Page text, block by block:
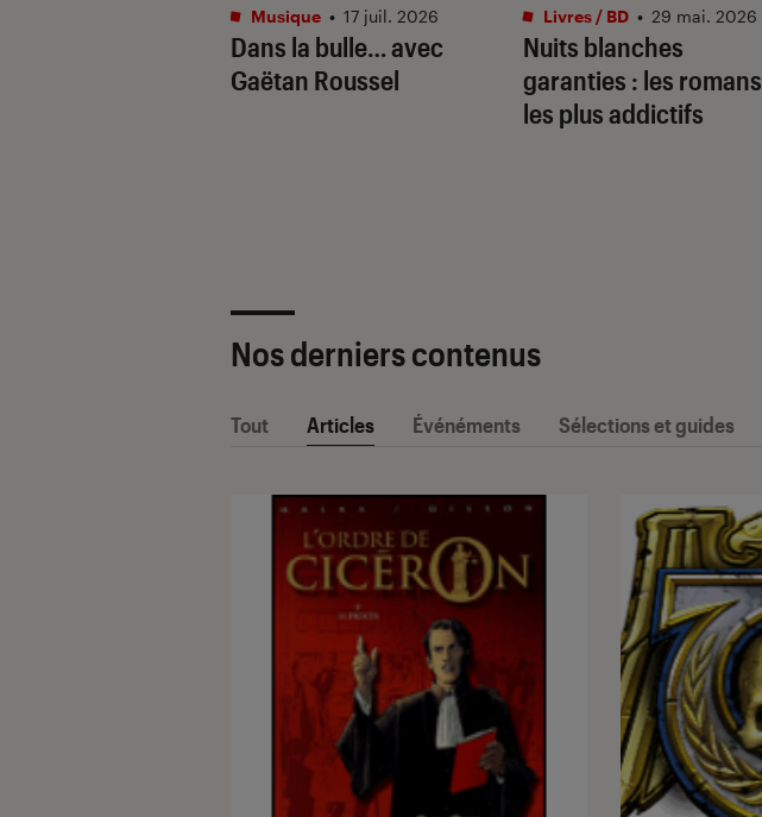
Dans la bulle… avec
Gaëtan Roussel
Musique • 17 juil. 2026
Nuits blanches
garanties : les romans
les plus addictifs
Livres / BD • 29 mai. 2026
Nos derniers contenus
Tout Articles Événéments Sélections et guides